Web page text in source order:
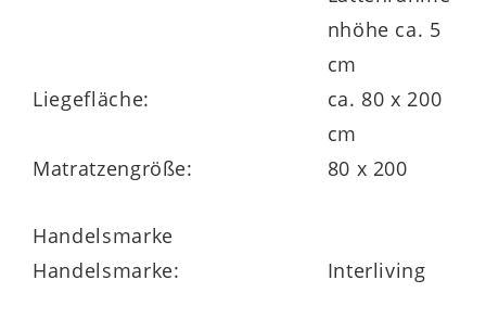
Zwischenlage aus aerDURA®-Softschaum.
stützt den Körper dadurch in jeder
Liegeposition sanft ab. Außerdem
verstärkt die Zwischenlage die
Klimaeigenschaften der Softlatex-
Komfortschicht.
nhöhe ca. 5
cm
Liegefläche:
ca. 80 x 200
cm
Matratzengröße:
80 x 200
Handelsmarke
Handelsmarke:
Interliving